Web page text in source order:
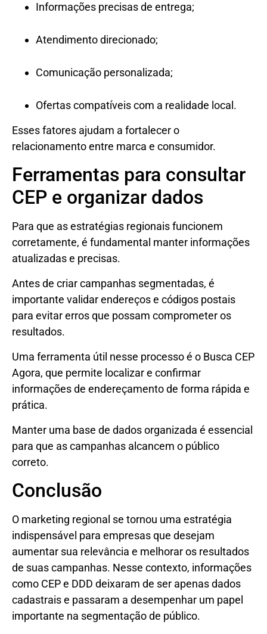
Informações precisas de entrega;
Atendimento direcionado;
Comunicação personalizada;
Ofertas compatíveis com a realidade local.
Esses fatores ajudam a fortalecer o
relacionamento entre marca e consumidor.
Ferramentas para consultar
CEP e organizar dados
Para que as estratégias regionais funcionem
corretamente, é fundamental manter informações
atualizadas e precisas.
Antes de criar campanhas segmentadas, é
importante validar endereços e códigos postais
para evitar erros que possam comprometer os
resultados.
Uma ferramenta útil nesse processo é o Busca CEP
Agora, que permite localizar e confirmar
informações de endereçamento de forma rápida e
prática.
Manter uma base de dados organizada é essencial
para que as campanhas alcancem o público
correto.
Conclusão
O marketing regional se tornou uma estratégia
indispensável para empresas que desejam
aumentar sua relevância e melhorar os resultados
de suas campanhas. Nesse contexto, informações
como CEP e DDD deixaram de ser apenas dados
cadastrais e passaram a desempenhar um papel
importante na segmentação de público.